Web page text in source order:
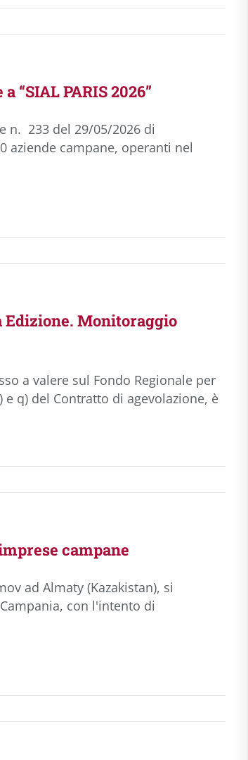
“SIAL PARIS 2026”
n. 233 del 29/05/2026 di
aziende campane, operanti nel
Edizione. Monitoraggio
a valere sul Fondo Regionale per
e q) del Contratto di agevolazione, è
campane
ad Almaty (Kazakistan), si
con l'intento di